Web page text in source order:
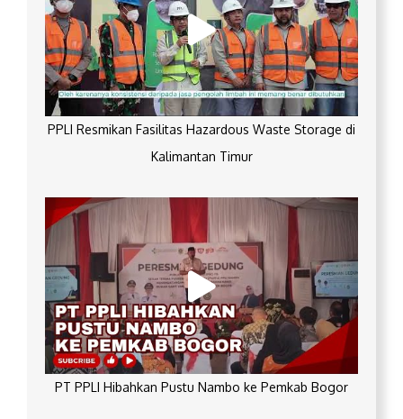
PPLI Resmikan Fasilitas Hazardous Waste Storage di
Kalimantan Timur
PT PPLI Hibahkan Pustu Nambo ke Pemkab Bogor